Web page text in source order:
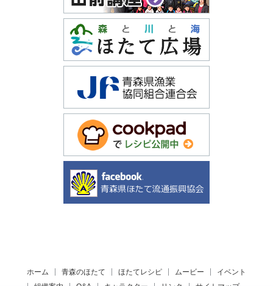
ホーム 青森のほたて ほたてレシピ ムービー
イベント